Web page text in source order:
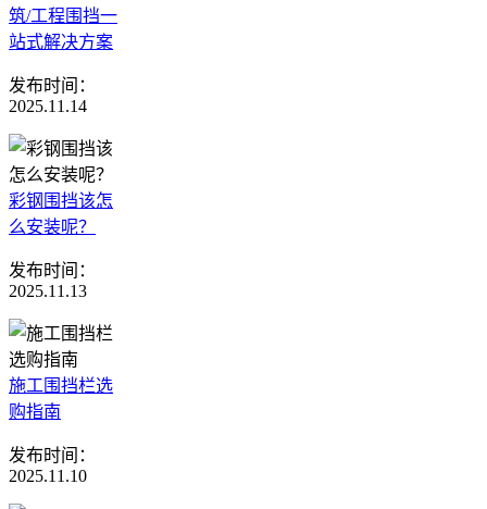
筑/工程围挡一
站式解决方案
发布时间：
2025.11.14
彩钢围挡该怎
么安装呢？
发布时间：
2025.11.13
施工围挡栏选
购指南
发布时间：
2025.11.10